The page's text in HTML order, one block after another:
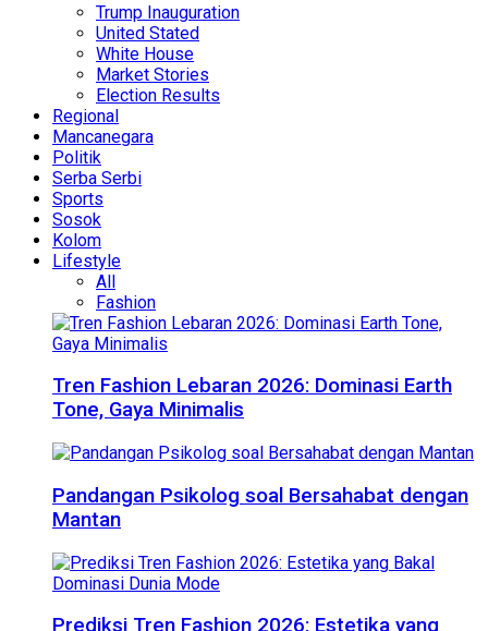
Trump Inauguration
United Stated
White House
Market Stories
Election Results
Regional
Mancanegara
Politik
Serba Serbi
Sports
Sosok
Kolom
Lifestyle
All
Fashion
Tren Fashion Lebaran 2026: Dominasi Earth
Tone, Gaya Minimalis
Pandangan Psikolog soal Bersahabat dengan
Mantan
Prediksi Tren Fashion 2026: Estetika yang